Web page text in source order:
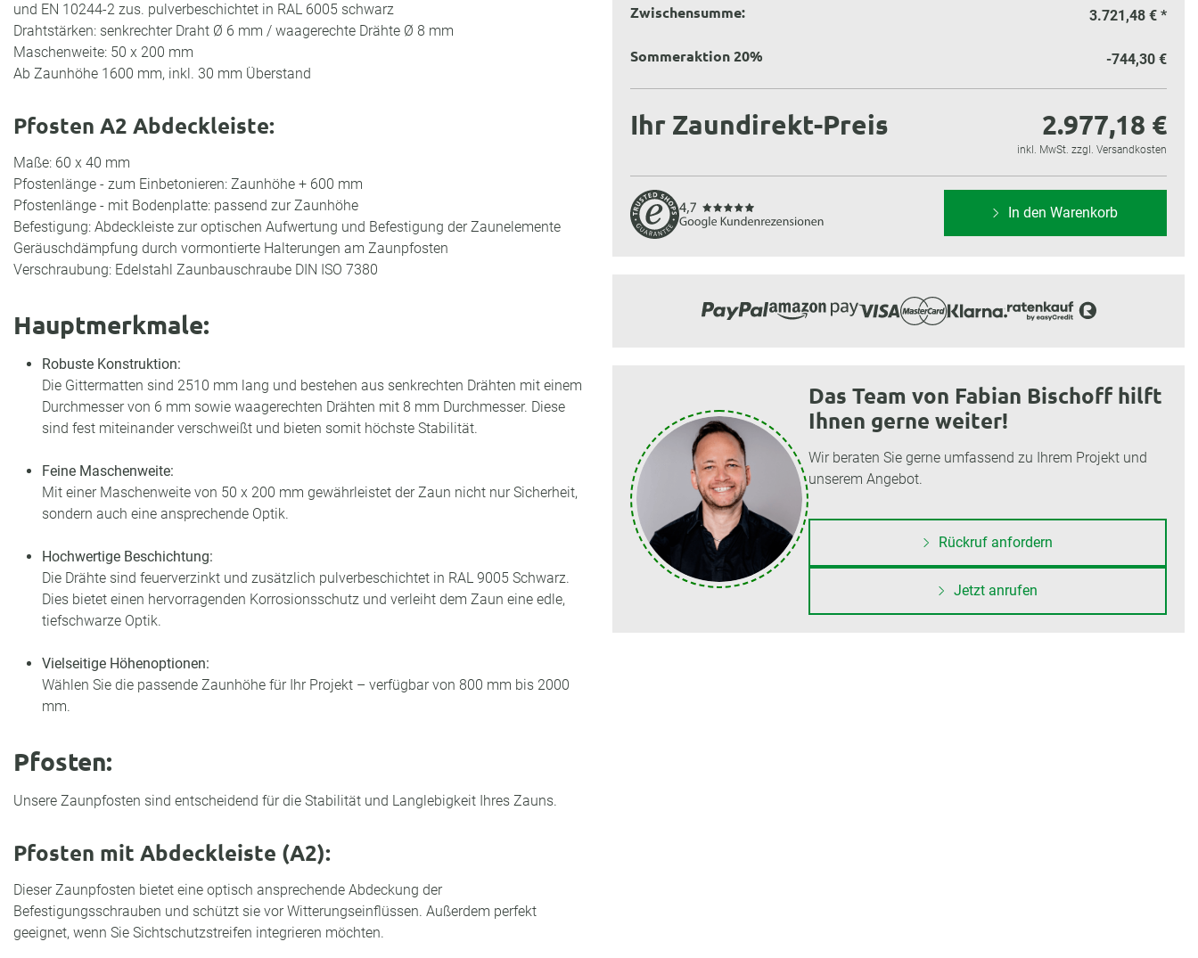
und EN 10244-2 zus. pulverbeschichtet in RAL 6005 schwarz
Drahtstärken: senkrechter Draht Ø 6 mm / waagerechte Drähte Ø 8 mm
Maschenweite: 50 x 200 mm
Ab Zaunhöhe 1600 mm, inkl. 30 mm Überstand
Pfosten A2 Abdeckleiste:
Maße: 60 x 40 mm
Pfostenlänge - zum Einbetonieren: Zaunhöhe + 600 mm
Pfostenlänge - mit Bodenplatte: passend zur Zaunhöhe
Befestigung: Abdeckleiste zur optischen Aufwertung und Befestigung der Zaunelemente
Geräuschdämpfung durch vormontierte Halterungen am Zaunpfosten
Verschraubung: Edelstahl Zaunbauschraube DIN ISO 7380
Hauptmerkmale:
Robuste Konstruktion:
Die Gittermatten sind 2510 mm lang und bestehen aus senkrechten Drähten mit einem
Durchmesser von 6 mm sowie waagerechten Drähten mit 8 mm Durchmesser. Diese
sind fest miteinander verschweißt und bieten somit höchste Stabilität.
Feine Maschenweite:
Mit einer Maschenweite von 50 x 200 mm gewährleistet der Zaun nicht nur Sicherheit,
sondern auch eine ansprechende Optik.
Hochwertige Beschichtung:
Die Drähte sind feuerverzinkt und zusätzlich pulverbeschichtet in RAL 9005 Schwarz.
Dies bietet einen hervorragenden Korrosionsschutz und verleiht dem Zaun eine edle,
tiefschwarze Optik.
Vielseitige Höhenoptionen:
Wählen Sie die passende Zaunhöhe für Ihr Projekt – verfügbar von 800 mm bis 2000
mm.
Pfosten:
Unsere Zaunpfosten sind entscheidend für die Stabilität und Langlebigkeit Ihres Zauns.
Pfosten mit Abdeckleiste (A2):
Dieser Zaunpfosten bietet eine optisch ansprechende Abdeckung der
Befestigungsschrauben und schützt sie vor Witterungseinflüssen. Außerdem perfekt
geeignet, wenn Sie Sichtschutzstreifen integrieren möchten.
Zwischensumme: 3.721,48 € *
Sommeraktion 20% -744,30 €
Ihr Zaundirekt-Preis 2.977,18 €
inkl. MwSt. zzgl. Versandkosten
In den Warenkorb
Das Team von Fabian Bischoff hilft
Ihnen gerne weiter!
Wir beraten Sie gerne umfassend zu Ihrem Projekt und
unserem Angebot.
Rückruf anfordern
Jetzt anrufen